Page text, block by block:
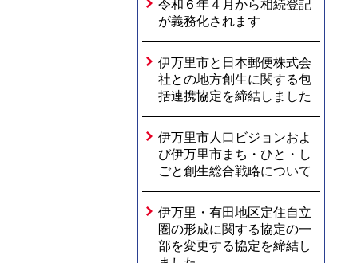
令和６年４月から相続登記
が義務化されます
伊万里市と日本郵便株式会
社との地方創生に関する包
括連携協定を締結しました
伊万里市人口ビジョンおよ
び伊万里市まち・ひと・し
ごと創生総合戦略について
伊万里・有田地区定住自立
圏の形成に関する協定の一
部を変更する協定を締結し